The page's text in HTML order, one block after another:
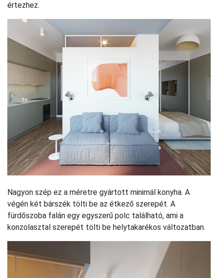
értezhez.
Nagyon szép ez a méretre gyártott minimál konyha. A
végén két bárszék tölti be az étkező szerepét. A
fürdőszoba falán egy egyszerű polc található, ami a
konzolasztal szerepét tölti be helytakarékos változatban.